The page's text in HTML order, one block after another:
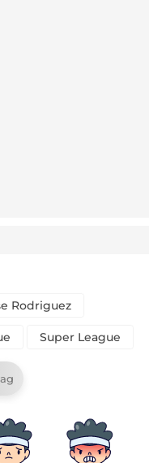
Rodriguez
Super League